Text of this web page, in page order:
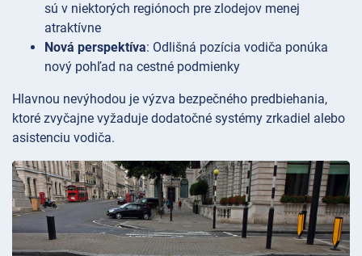
sú v niektorých regiónoch pre zlodejov menej
atraktívne
Nová perspektíva: Odlišná pozícia vodiča ponúka
nový pohľad na cestné podmienky
Hlavnou nevýhodou je výzva bezpečného predbiehania,
ktoré zvyčajne vyžaduje dodatočné systémy zrkadiel alebo
asistenciu vodiča.